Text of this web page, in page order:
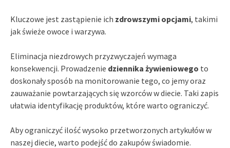
Kluczowe jest zastąpienie ich zdrowszymi opcjami, takimi
jak świeże owoce i warzywa.
Eliminacja niezdrowych przyzwyczajeń wymaga
konsekwencji. Prowadzenie dziennika żywieniowego to
doskonały sposób na monitorowanie tego, co jemy oraz
zauważanie powtarzających się wzorców w diecie. Taki zapis
ułatwia identyfikację produktów, które warto ograniczyć.
Aby ograniczyć ilość wysoko przetworzonych artykułów w
naszej diecie, warto podejść do zakupów świadomie.